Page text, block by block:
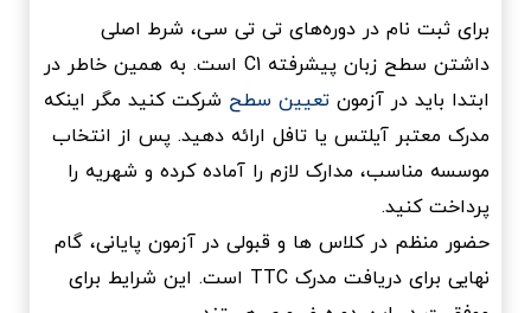
برای ثبت نام در دوره‌های تی تی سی، شرط اصلی
داشتن سطح زبان پیشرفته C1 است. به همین خاطر در
ابتدا باید در آزمون تعیین سطح شرکت کنید مگر اینکه
مدرک معتبر آیلتس یا تافل ارائه دهید. پس از انتخاب
موسسه مناسب، مدارک لازم را آماده کرده و شهریه را
پرداخت کنید.
حضور منظم در کلاس ها و قبولی در آزمون پایانی، گام
نهایی برای دریافت مدرک TTC است. این شرایط برای